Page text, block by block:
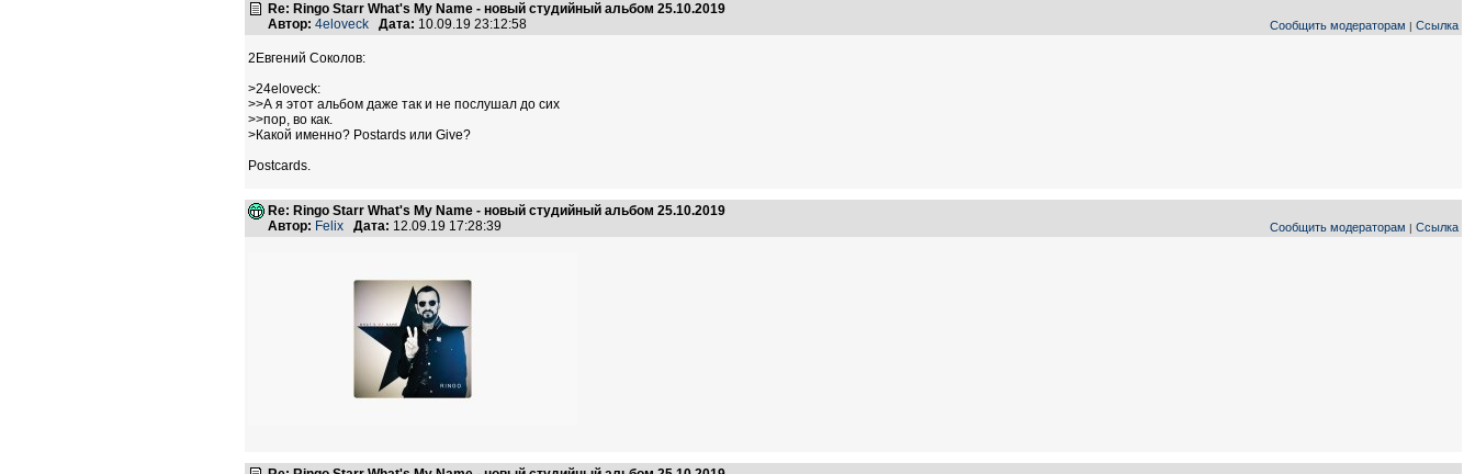
Re: Ringo Starr What's My Name - новый студийный альбом 25.10.2019
Автор: 4eloveck Дата: 10.09.19 23:12:58 Сообщить модераторам | Ссылка
2Евгений Соколов:
>24eloveck:
>>А я этот альбом даже так и не послушал до сих
>>пор, во как.
>Какой именно? Postards или Give?
Postcards.
Re: Ringo Starr What's My Name - новый студийный альбом 25.10.2019
Автор: Felix Дата: 12.09.19 17:28:39 Сообщить модераторам | Ссылка